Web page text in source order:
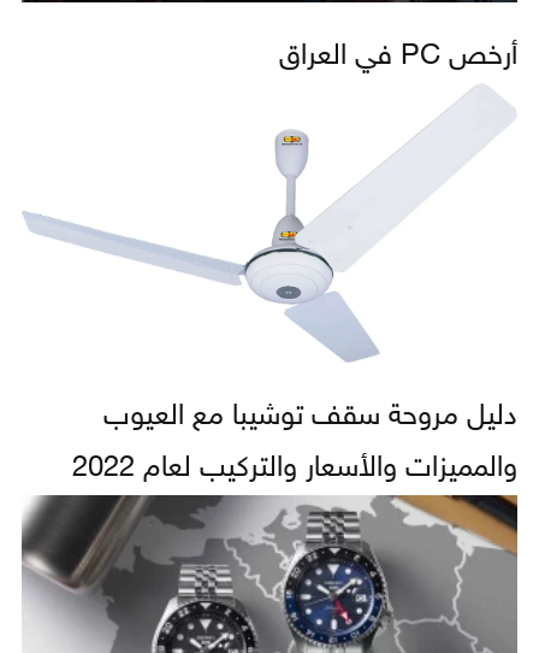
أرخص PC في العراق
دليل مروحة سقف توشيبا مع العيوب
والمميزات والأسعار والتركيب لعام 2022